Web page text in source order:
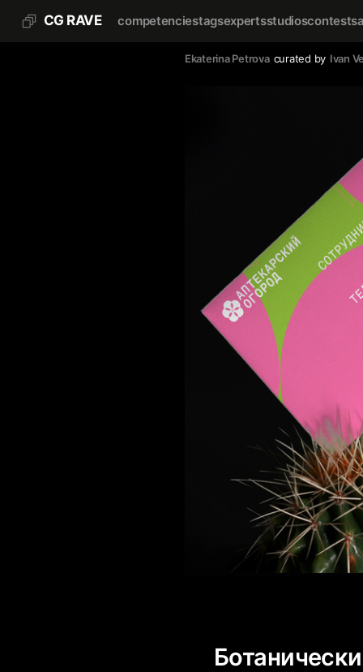
CG RAVE competenciestagsexpertsstudioscontests
Ekaterina Petrova curated by Ivan